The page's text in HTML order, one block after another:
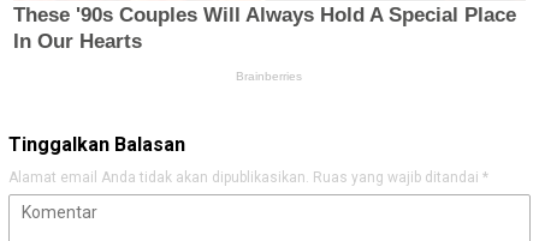
Tinggalkan Balasan
Alamat email Anda tidak akan dipublikasikan. Ruas yang wajib ditandai *